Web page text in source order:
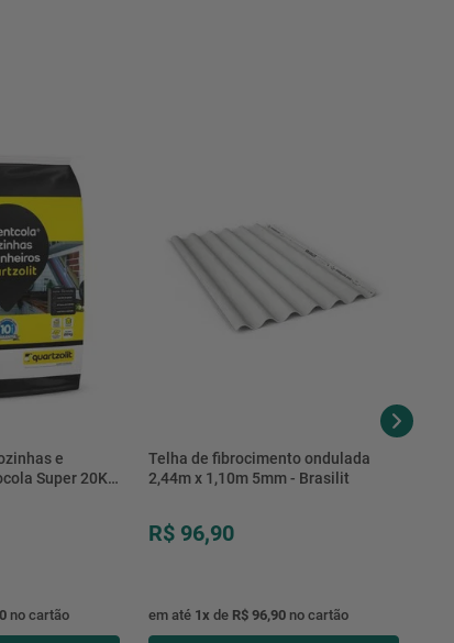
e
Super 20KG
- Quartzolit
no cartão
Telha de fibrocimento ondulada
2,44m x 1,10m 5mm - Brasilit
R$ 96,90
em até 1x de R$ 96,90 no cartão